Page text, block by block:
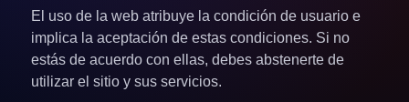
El uso de la web atribuye la condición de usuario e
implica la aceptación de estas condiciones. Si no
estás de acuerdo con ellas, debes abstenerte de
utilizar el sitio y sus servicios.